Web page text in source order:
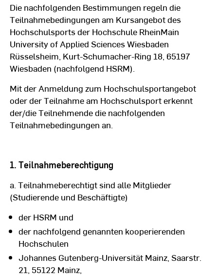
Die nachfolgenden Bestimmungen regeln die
Teilnahmebedingungen am Kursangebot des
Hochschulsports der Hochschule RheinMain
University of Applied Sciences Wiesbaden
Rüsselsheim, Kurt-Schumacher-Ring 18, 65197
Wiesbaden (nachfolgend HSRM).
Mit der Anmeldung zum Hochschulsportangebot
oder der Teilnahme am Hochschulsport erkennt
der/die Teilnehmende die nachfolgenden
Teilnahmebedingungen an.
1. Teilnahmeberechtigung
a. Teilnahmeberechtigt sind alle Mitglieder
(Studierende und Beschäftigte)
der HSRM und
der nachfolgend genannten kooperierenden
Hochschulen
Johannes Gutenberg-Universität Mainz, Saarstr.
21, 55122 Mainz,